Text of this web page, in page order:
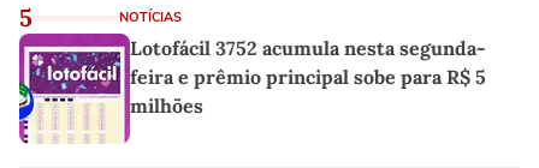
5 NOTÍCIAS
Lotofácil 3752 acumula nesta segunda-
feira e prêmio principal sobe para R$ 5
milhões